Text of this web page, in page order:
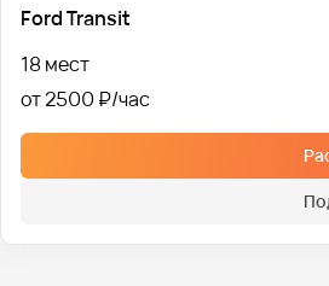
Ford Transit
18 мест
от 2500 ₽